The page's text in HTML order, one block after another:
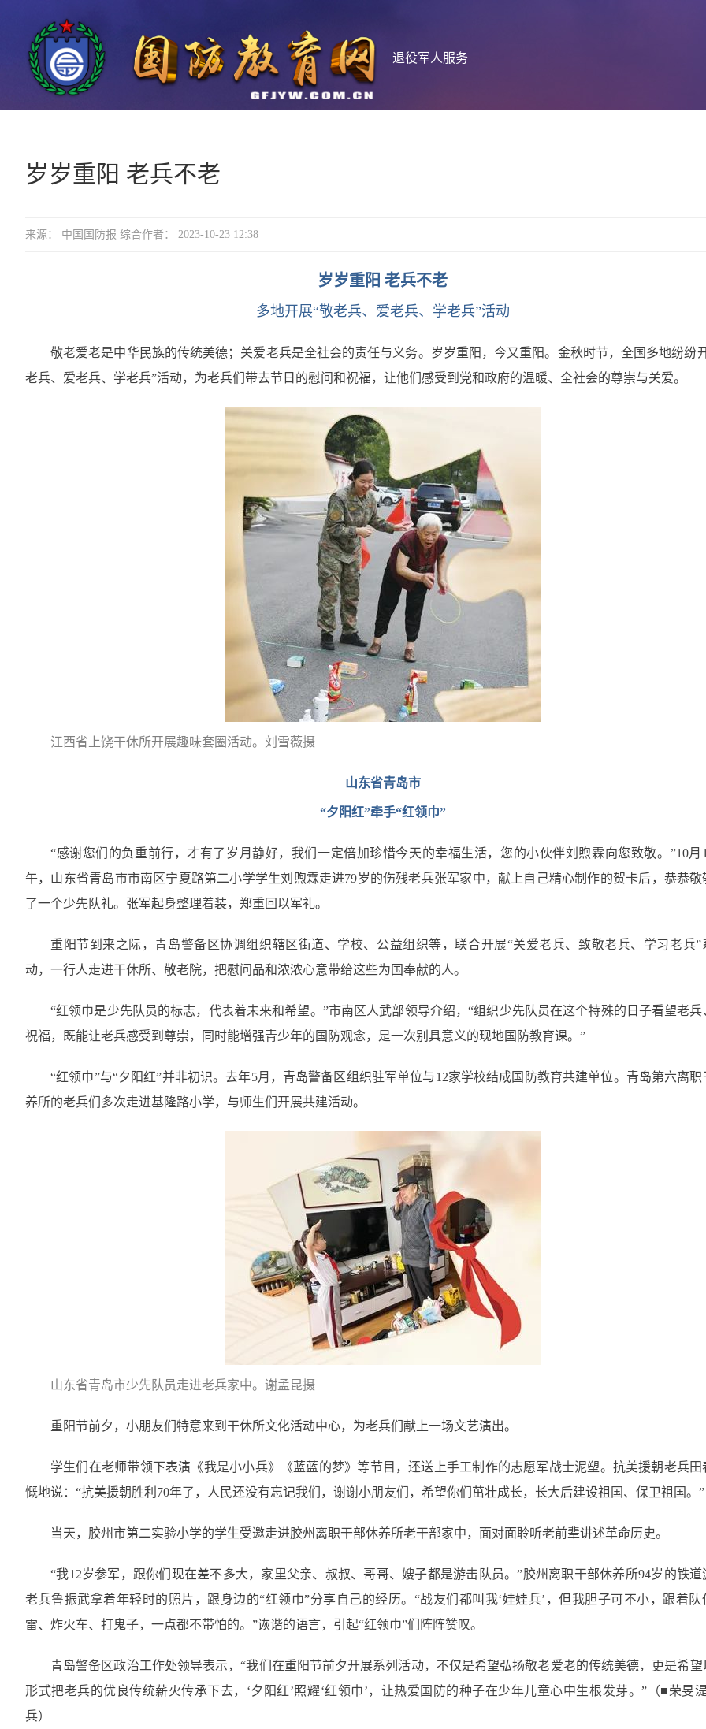
退役军人服务
岁岁重阳 老兵不老
来源： 中国国防报 综合作者： 2023-10-23 12:38
岁岁重阳 老兵不老
多地开展“敬老兵、爱老兵、学老兵”活动
敬老爱老是中华民族的传统美德；关爱老兵是全社会的责任与义务。岁岁重阳，今又重阳。金秋时节，全国多地纷纷
老兵、爱老兵、学老兵”活动，为老兵们带去节日的慰问和祝福，让他们感受到党和政府的温暖、全社会的尊崇与关爱。
江西省上饶干休所开展趣味套圈活动。刘雪薇摄
山东省青岛市
“夕阳红”牵手“红领巾”
“感谢您们的负重前行，才有了岁月静好，我们一定倍加珍惜今天的幸福生活，您的小伙伴刘煦霖向您致敬。”10月
午，山东省青岛市市南区宁夏路第二小学学生刘煦霖走进79岁的伤残老兵张军家中，献上自己精心制作的贺卡后，恭恭敬
了一个少先队礼。张军起身整理着装，郑重回以军礼。
重阳节到来之际，青岛警备区协调组织辖区街道、学校、公益组织等，联合开展“关爱老兵、致敬老兵、学习老兵”
动，一行人走进干休所、敬老院，把慰问品和浓浓心意带给这些为国奉献的人。
“红领巾是少先队员的标志，代表着未来和希望。”市南区人武部领导介绍，“组织少先队员在这个特殊的日子看望老兵
祝福，既能让老兵感受到尊崇，同时能增强青少年的国防观念，是一次别具意义的现地国防教育课。”
“红领巾”与“夕阳红”并非初识。去年5月，青岛警备区组织驻军单位与12家学校结成国防教育共建单位。青岛第六离职
养所的老兵们多次走进基隆路小学，与师生们开展共建活动。
山东省青岛市少先队员走进老兵家中。谢孟昆摄
重阳节前夕，小朋友们特意来到干休所文化活动中心，为老兵们献上一场文艺演出。
学生们在老师带领下表演《我是小小兵》《蓝蓝的梦》等节目，还送上手工制作的志愿军战士泥塑。抗美援朝老兵田
慨地说：“抗美援朝胜利70年了，人民还没有忘记我们，谢谢小朋友们，希望你们茁壮成长，长大后建设祖国、保卫祖国。”
当天，胶州市第二实验小学的学生受邀走进胶州离职干部休养所老干部家中，面对面聆听老前辈讲述革命历史。
“我12岁参军，跟你们现在差不多大，家里父亲、叔叔、哥哥、嫂子都是游击队员。”胶州离职干部休养所94岁的铁道
老兵鲁振武拿着年轻时的照片，跟身边的“红领巾”分享自己的经历。“战友们都叫我‘娃娃兵’，但我胆子可不小，跟着队
雷、炸火车、打鬼子，一点都不带怕的。”诙谐的语言，引起“红领巾”们阵阵赞叹。
青岛警备区政治工作处领导表示，“我们在重阳节前夕开展系列活动，不仅是希望弘扬敬老爱老的传统美德，更是希望
形式把老兵的优良传统薪火传承下去，‘夕阳红’照耀‘红领巾’，让热爱国防的种子在少年儿童心中生根发芽。”（■荣旻
兵）